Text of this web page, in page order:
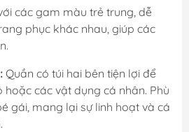
các gam màu trẻ trung, dễ
phục khác nhau, giúp các
Quần có túi hai bên tiện lợi để
hoặc các vật dụng cá nhân. Phù
gái, mang lại sự linh hoạt và cá